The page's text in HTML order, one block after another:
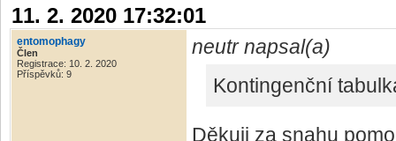
11. 2. 2020 17:32:01
entomophagy
Člen
Registrace: 10. 2. 2020
Příspěvků: 9
neutr napsal(a)
Kontingenční
Děkuji za snahu